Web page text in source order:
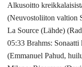
Alkusoitto
(Neuvostoliiton valtion
La Source (Lähde)
05:33 Brahms:
(Emmanuel Pahud,